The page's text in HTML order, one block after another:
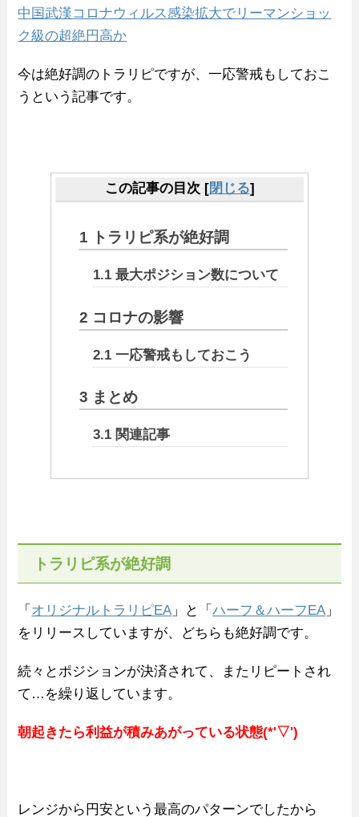
中国武漢コロナウィルス感染拡大でリーマンショッ
ク級の超絶円高か
今は絶好調のトラリピですが、一応警戒もしておこ
うという記事です。
この記事の目次 [閉じる]
1 トラリピ系が絶好調
1.1最大ポジション数について
2 コロナの影響
2.1一応警戒もしておこう
3 まとめ
3.1関連記事
トラリピ系が絶好調
「 オリジナルトラリピEA 」と「ハーフ＆ハーフEA 」
をリリースしていますが、どちらも絶好調です。
続々とポジションが決済されて、またリピートされ
て…を繰り返しています。
朝起きたら利益が積みあがっている状態(*'▽')
レンジから円安という最高のパターンでしたから